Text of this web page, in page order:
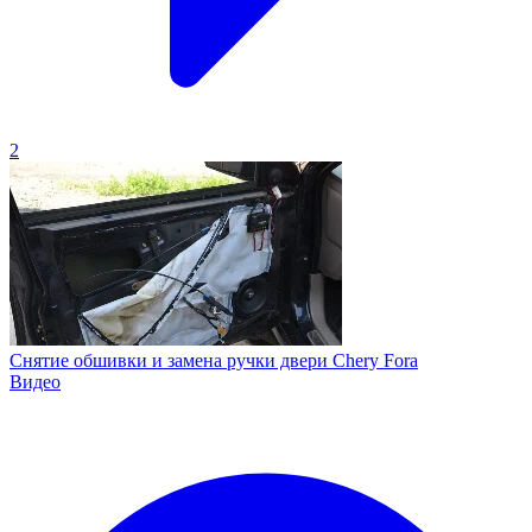
2
Снятие обшивки и замена ручки двери Chery Fora
Видео